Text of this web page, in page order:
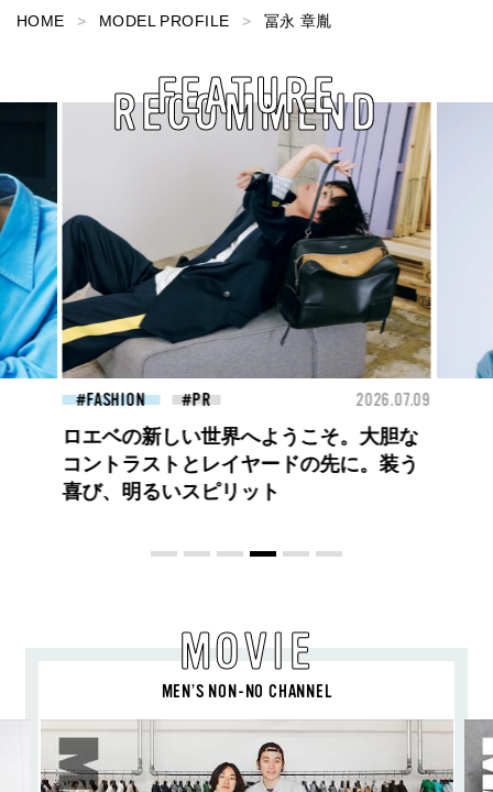
HOME MODEL PROFILE 冨永 章胤
RECOMMEND
FEATURE
BEAUTY 2026.07.09
夏のパーマ、さらにあか抜け。N.（エヌ
ドット）のスタイリングアイテムで作る
旬ヘアのテクニックを、人気３サロンに
MOVIE
MEN’S NON-NO CHANNEL